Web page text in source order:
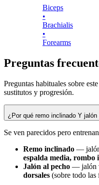
Biceps
•
Brachialis
•
Forearms
Preguntas
Preguntas habituales sobre
sustitutos y progresión.
¿Por qué remo inclinado Y
Se ven parecidos pero entrenan
Remo inclinado — jalón
espalda media, rombo
Jalón al pecho — jalón
dorsales (sobre todo